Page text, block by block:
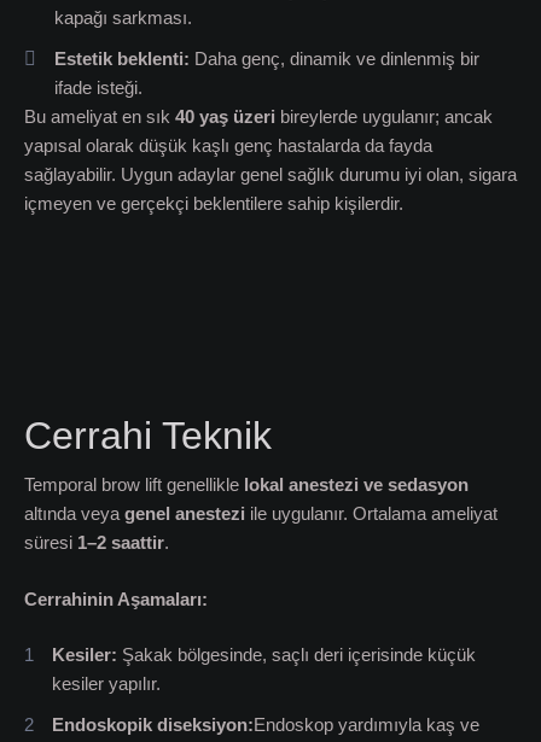
kapağı sarkması.
Estetik beklenti: Daha genç, dinamik ve dinlenmiş bir
ifade isteği.
Bu ameliyat en sık 40 yaş üzeri bireylerde uygulanır; ancak
yapısal olarak düşük kaşlı genç hastalarda da fayda
sağlayabilir. Uygun adaylar genel sağlık durumu iyi olan, sigara
içmeyen ve gerçekçi beklentilere sahip kişilerdir.
Cerrahi Teknik
Temporal brow lift genellikle lokal anestezi ve sedasyon
altında veya genel anestezi ile uygulanır. Ortalama ameliyat
süresi 1–2 saattir.
Cerrahinin Aşamaları:
Kesiler: Şakak bölgesinde, saçlı deri içerisinde küçük
kesiler yapılır.
Endoskopik diseksiyon:Endoskop yardımıyla kaş ve